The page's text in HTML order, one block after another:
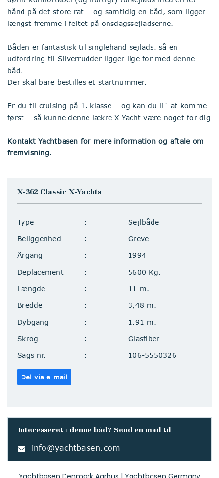
hånd på det store rat – og samtidig en båd, som ligger
længst fremme i feltet på onsdagssejladserne.
Båden er fantastisk til singlehand sejlads, så en
udfordring til Silverrudder ligger lige for med denne
båd.
Der skal bare bestilles et startnummer.
Er du til cruising på 1. klasse – og kan du li´ at komme
først – så kunne denne lækre X-Yacht være noget for dig
Kontakt Yachtbasen for mere information og aftale om
fremvisning.
X-362 Classic X-Yachts
Type
Sejlbåde
Beliggenhed
Greve
Årgang
1994
Deplacement
5600 Kg.
Længde
11 m.
Bredde
3,48 m.
Dybgang
1.91 m.
Skrog
Glasfiber
Sags nr.
106-5550326
Del via e-mail
Interesseret i denne båd? Send en mail til
info@yachtbasen.com
Yachtbasen Denmark Aarhus | Yachtbasen Germany